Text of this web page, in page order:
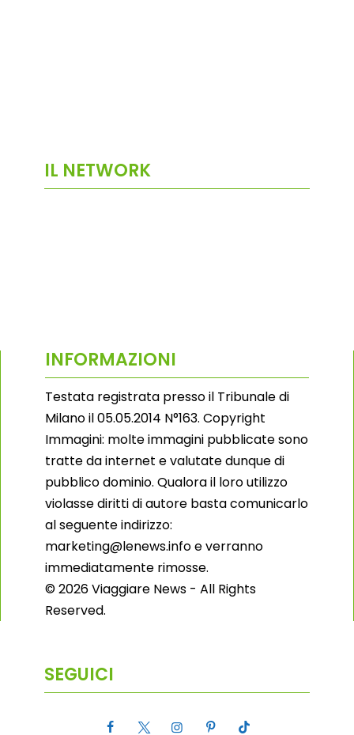
IL NETWORK
INFORMAZIONI
Testata registrata presso il Tribunale di
Milano il 05.05.2014 N°163. Copyright
Immagini: molte immagini pubblicate sono
tratte da internet e valutate dunque di
pubblico dominio. Qualora il loro utilizzo
violasse diritti di autore basta comunicarlo
al seguente indirizzo:
marketing@lenews.info e verranno
immediatamente rimosse.
© 2026 Viaggiare News - All Rights
Reserved.
SEGUICI